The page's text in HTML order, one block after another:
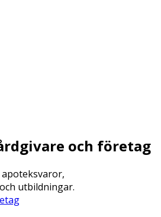
och företag
utbildningar.